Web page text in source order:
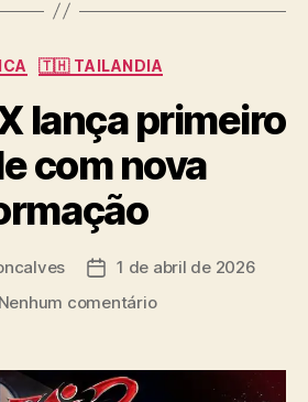
C
t
e
g
o
r
i
s
🇹🇭 TAILANDIA
lança primeiro
com nova
D
d
e
1 de abril de 2026
Nenhum comentárioe
S